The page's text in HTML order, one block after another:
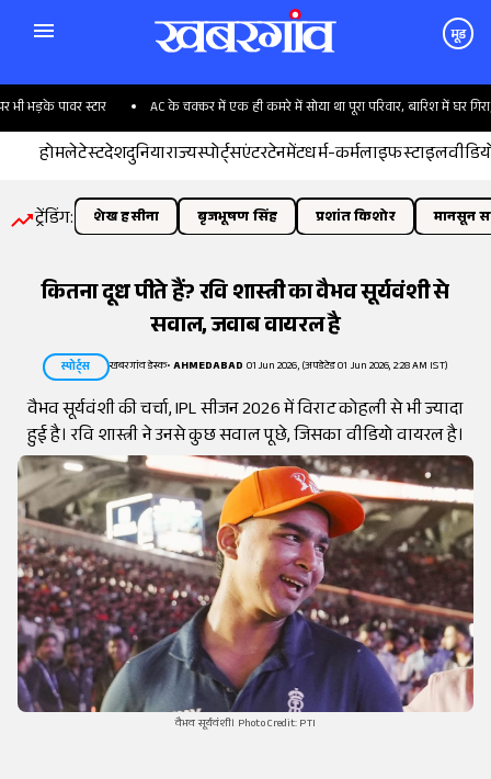
मूड
पावर स्टार AC के चक्कर में एक ही कमरे में सोया था पूरा परिवार, बारिश में घर गिरा; 6
होमलेटेस्टदेशदुनियाराज्यस्पोर्ट्सएंटरटेनमेंटधर्म-कर्मलाइफस्टाइल
ट्रेंडिंग: शेख हसीना बृजभूषण सिंह प्रशांत किशोर मानसून
कितना दूध पीते हैं? रवि शास्त्री का वैभव सूर्यवंशी से
सवाल, जवाब वायरल है
स्पोर्ट्स खबरगांव डेस्क•AHMEDABAD 01 Jun 2026, (अपडेटेड 01 Jun 2026, 2:28 AM IST)
वैभव सूर्यवंशी की चर्चा, IPL सीजन 2026 में विराट कोहली से भी ज्यादा
हुई है। रवि शास्त्री ने उनसे कुछ सवाल पूछे, जिसका वीडियो वायरल है।
वैभव सूर्यवंशी। Photo Credit: PTI